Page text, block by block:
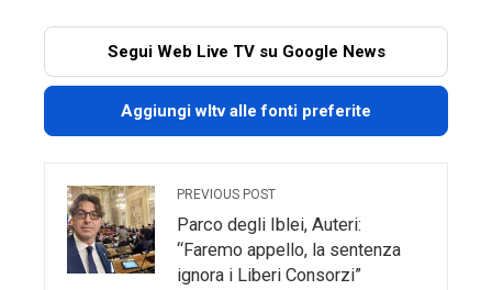
Segui Web Live TV su Google News
Aggiungi wltv alle fonti preferite
PREVIOUS POST
Parco degli Iblei, Auteri:
“Faremo appello, la sentenza
ignora i Liberi Consorzi”